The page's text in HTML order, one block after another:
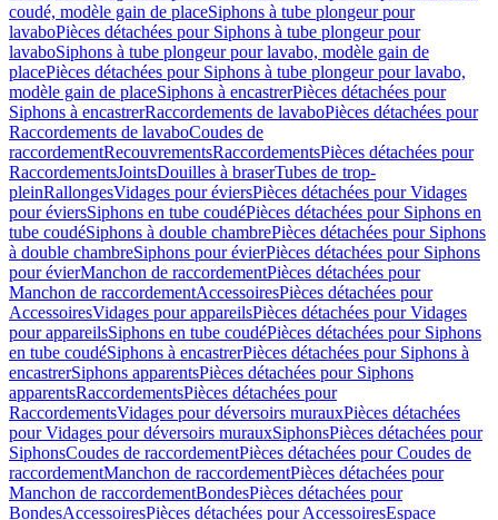
coudé, modèle gain de placeSiphons à tube plongeur pour
lavaboPièces détachées pour Siphons à tube plongeur pour
lavaboSiphons à tube plongeur pour lavabo, modèle gain de
placePièces détachées pour Siphons à tube plongeur pour lavabo,
modèle gain de placeSiphons à encastrerPièces détachées pour
Siphons à encastrerRaccordements de lavaboPièces détachées pour
Raccordements de lavaboCoudes de
raccordementRecouvrementsRaccordementsPièces détachées pour
RaccordementsJointsDouilles à braserTubes de trop-
pleinRallongesVidages pour éviersPièces détachées pour Vidages
pour éviersSiphons en tube coudéPièces détachées pour Siphons en
tube coudéSiphons à double chambrePièces détachées pour Siphons
à double chambreSiphons pour évierPièces détachées pour Siphons
pour évierManchon de raccordementPièces détachées pour
Manchon de raccordementAccessoiresPièces détachées pour
AccessoiresVidages pour appareilsPièces détachées pour Vidages
pour appareilsSiphons en tube coudéPièces détachées pour Siphons
en tube coudéSiphons à encastrerPièces détachées pour Siphons à
encastrerSiphons apparentsPièces détachées pour Siphons
apparentsRaccordementsPièces détachées pour
RaccordementsVidages pour déversoirs murauxPièces détachées
pour Vidages pour déversoirs murauxSiphonsPièces détachées pour
SiphonsCoudes de raccordementPièces détachées pour Coudes de
raccordementManchon de raccordementPièces détachées pour
Manchon de raccordementBondesPièces détachées pour
BondesAccessoiresPièces détachées pour AccessoiresEspace